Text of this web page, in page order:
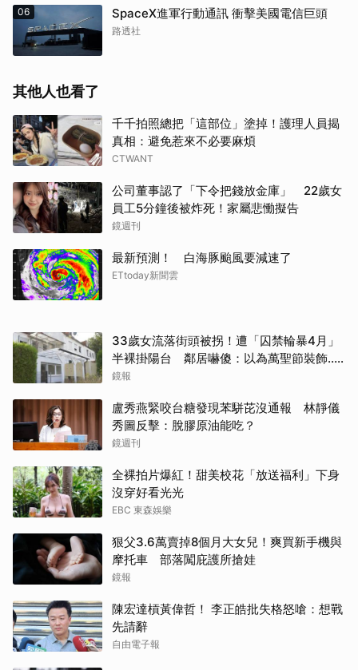
06 SpaceX進軍行動通訊 衝擊美國電信巨頭
路透社
其他人也看了
千千拍照總把「這部位」塗掉！護理人員揭
真相：避免惹來不必要麻煩
CTWANT
公司董事認了「下令把錢放金庫」 22歲女
員工5分鐘後被炸死！家屬悲慟擬告
鏡週刊
最新預測！ 白海豚颱風要減速了
ETtoday新聞雲
33歲女流落街頭被拐！遭「囚禁輪暴4月」
半裸掛陽台 鄰居嚇傻：以為萬聖節裝飾...
主謀竟與妻小同住
鏡報
盧秀燕緊咬台糖發現苯駢芘沒通報 林靜儀
秀圖反擊：脫膠原油能吃？
鏡週刊
全裸拍片爆紅！甜美校花「放送福利」下身
沒穿好看光光
EBC 東森娛樂
狠父3.6萬賣掉8個月大女兒！爽買新手機與
摩托車 部落闖庇護所搶娃
鏡報
陳宏達槓黃偉哲！ 李正皓批失格怒嗆：想戰
先請辭
自由電子報